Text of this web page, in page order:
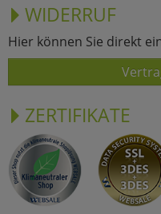
WIDERRUF
Hier können Sie direkt
ZERTIFIKATE